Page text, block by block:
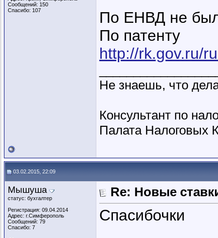
Сообщений: 150
Спасибо: 107
По ЕНВД не
По патенту
http://rk.gov.ru/
Не знаешь, что
Консультант по
Палата Налоговых
03.02.2015, 22:09
Мышуша
статус: бухгалтер
Регистрация: 09.04.2014
Адрес: г.Симферополь
Сообщений: 79
Спасибо: 7
Re: Новые
Спасибочки